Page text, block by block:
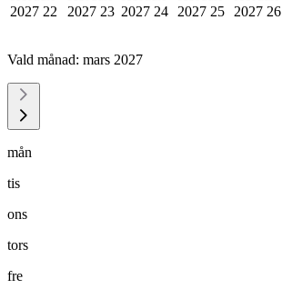
2027 22
2027 23 2027 24
2027 25
2027 26
Vald månad: mars 2027
mån
tis
ons
tors
fre